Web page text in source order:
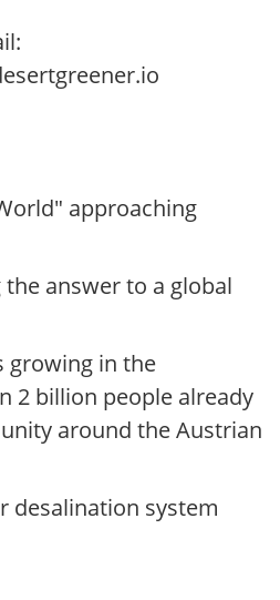
approaching
answer to a global
growing in the
2 billion people already
around the Austrian
desalination system